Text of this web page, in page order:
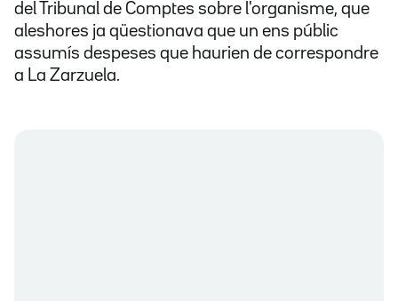
del Tribunal de Comptes sobre l'organisme, que
aleshores ja qüestionava que un ens públic
assumís despeses que haurien de correspondre
a La Zarzuela.